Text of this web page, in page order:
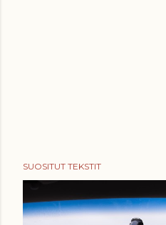
SUOSITUT TEKSTIT